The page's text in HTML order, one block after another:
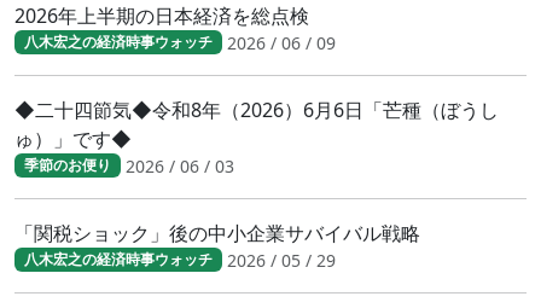
2026年上半期の日本経済を総点検
八木宏之の経済時事ウォッチ 2026 / 06 / 09
◆二十四節気◆令和8年（2026）6月6日「芒種（ぼうし
ゅ）」です◆
季節のお便り 2026 / 06 / 03
「関税ショック」後の中小企業サバイバル戦略
八木宏之の経済時事ウォッチ 2026 / 05 / 29